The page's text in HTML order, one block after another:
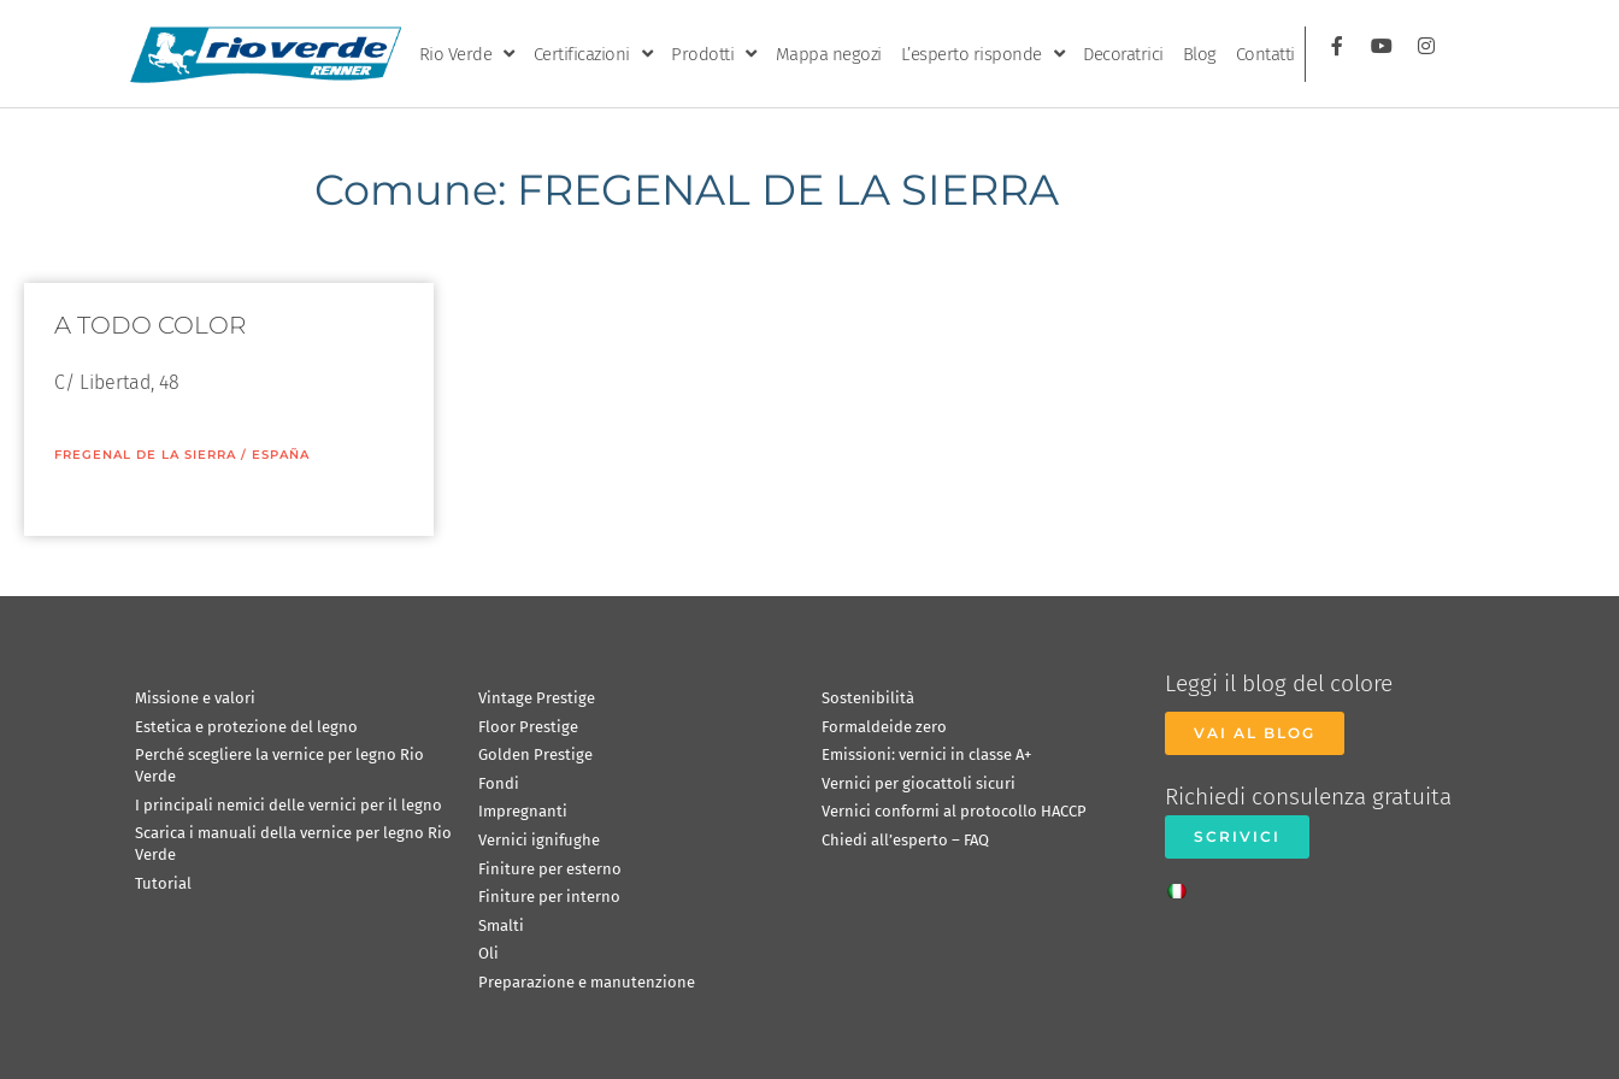
Rio Verde Certificazioni Prodotti Mappa negozi L’esperto risponde Decoratrici Blog Contatti
Comune: FREGENAL DE LA SIERRA
A TODO COLOR
C/ Libertad, 48
FREGENAL DE LA SIERRA / ESPAÑA
Missione e valori
Estetica e protezione del legno
Perché scegliere la vernice per legno Rio
Verde
I principali nemici delle vernici per il legno
Scarica i manuali della vernice per legno Rio
Verde
Tutorial
Vintage Prestige
Floor Prestige
Golden Prestige
Fondi
Impregnanti
Vernici ignifughe
Finiture per esterno
Finiture per interno
Smalti
Oli
Preparazione e manutenzione
Sostenibilità
Formaldeide zero
Emissioni: vernici in classe A+
Vernici per giocattoli sicuri
Vernici conformi al protocollo HACCP
Chiedi all’esperto – FAQ
Leggi il blog del colore
VAI AL BLOG
Richiedi consulenza gratuita
SCRIVICI